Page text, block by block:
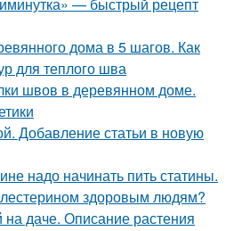
дома в 5 шагов. Как
для теплого шва
швов в деревянном доме.
Добавление статьи в новую
надо начинать пить статины.
здоровым людям?
на даче. Описание растения